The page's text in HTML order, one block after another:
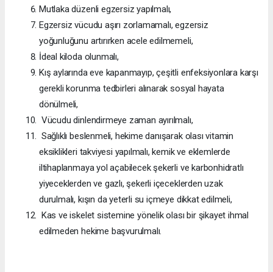
Mutlaka düzenli egzersiz yapılmalı,
Egzersiz vücudu aşırı zorlamamalı, egzersiz
yoğunluğunu artırırken acele edilmemeli,
İdeal kiloda olunmalı,
Kış aylarında eve kapanmayıp, çeşitli enfeksiyonlara karşı
gerekli korunma tedbirleri alınarak sosyal hayata
dönülmeli,
Vücudu dinlendirmeye zaman ayırılmalı,
Sağlıklı beslenmeli, hekime danışarak olası vitamin
eksiklikleri takviyesi yapılmalı, kemik ve eklemlerde
iltihaplanmaya yol açabilecek şekerli ve karbonhidratlı
yiyeceklerden ve gazlı, şekerli içeceklerden uzak
durulmalı, kışın da yeterli su içmeye dikkat edilmeli,
Kas ve iskelet sistemine yönelik olası bir şikayet ihmal
edilmeden hekime başvurulmalı.